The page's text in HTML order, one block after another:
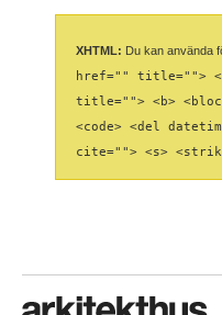
XHTML: Du kan använda
href="" title="">
title=""> <b>
<code> <del
cite=""> <s>